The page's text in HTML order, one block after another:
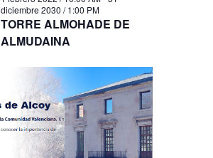
TORRE ALMOHADE DE
ALMUDAINA
diciembre 2030 / 1:00 PM